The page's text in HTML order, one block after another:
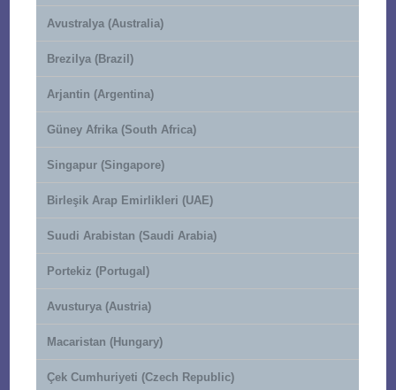
Avustralya (Australia)
Brezilya (Brazil)
Arjantin (Argentina)
Güney Afrika (South Africa)
Singapur (Singapore)
Birleşik Arap Emirlikleri (UAE)
Suudi Arabistan (Saudi Arabia)
Portekiz (Portugal)
Avusturya (Austria)
Macaristan (Hungary)
Çek Cumhuriyeti (Czech Republic)